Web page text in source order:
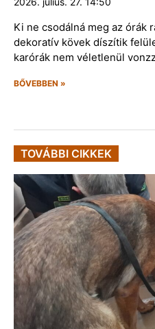
Ki ne csodálná meg az órák
dekoratív kövek díszítik
karórák nem véletlenül
BŐVEBBEN »
TOVÁBBI CIKKEK